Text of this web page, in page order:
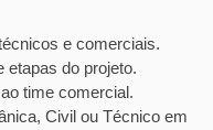
e comerciais.
etapas do projeto.
time comercial.
Civil ou Técnico em